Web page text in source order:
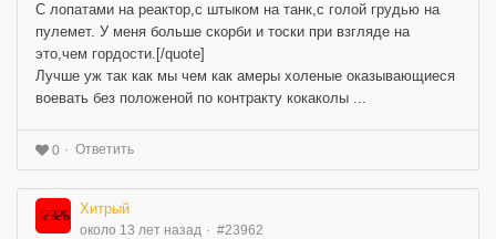
С лопатами на реактор,с штыком на танк,с голой грудью на
пулемет. У меня больше скорби и тоски при взгляде на
это,чем гордости.[/quote]
Лучше уж так как мы чем как амеры холеные оказывающиеся
воевать без положеной по контракту кокаколы ...
0 Ответить
Хитрый
около 13 лет назад #23962